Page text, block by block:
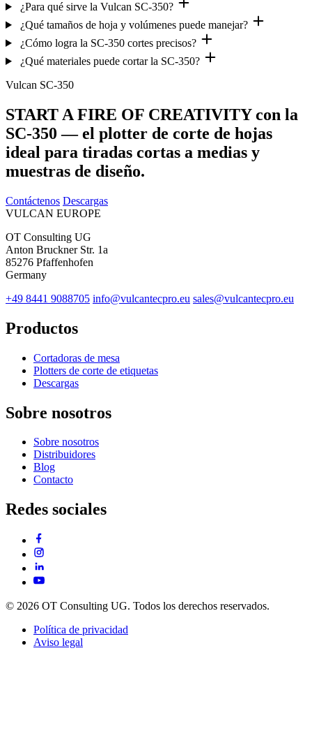
¿Para qué sirve la Vulcan SC-350?
¿Qué tamaños de hoja y volúmenes puede manejar?
¿Cómo logra la SC-350 cortes precisos?
¿Qué materiales puede cortar la SC-350?
Vulcan SC-350
START A FIRE OF CREATIVITY con la
SC-350 — el plotter de corte de hojas
ideal para tiradas cortas a medias y
muestras de diseño.
Contáctenos Descargas
VULCAN EUROPE
OT Consulting UG
Anton Bruckner Str. 1a
85276 Pfaffenhofen
Germany
+49 8441 9088705 info@vulcantecpro.eu sales@vulcantecpro.eu
Productos
Cortadoras de mesa
Plotters de corte de etiquetas
Descargas
Sobre nosotros
Sobre nosotros
Distribuidores
Blog
Contacto
Redes sociales
© 2026 OT Consulting UG. Todos los derechos reservados.
Política de privacidad
Aviso legal